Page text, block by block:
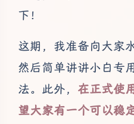
下！
这期，我准备向大家
然后简单讲讲小白专
法。此外， 在正式使
望大家有一个可以稳